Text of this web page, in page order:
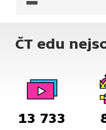
ČT edu
13 733